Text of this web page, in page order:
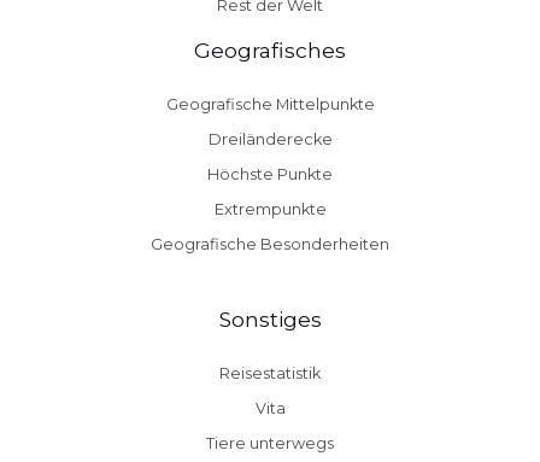
Rest der Welt
Geografisches
Geografische Mittelpunkte
Dreiländerecke
Höchste Punkte
Extrempunkte
Geografische Besonderheiten
Sonstiges
Reisestatistik
Vita
Tiere unterwegs